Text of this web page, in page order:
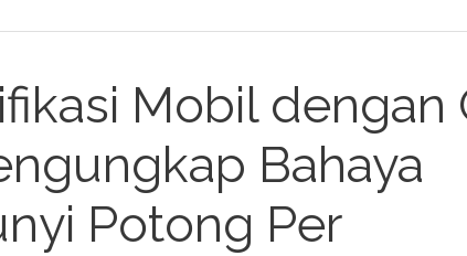
Mobil dengan
Bahaya
Potong Per